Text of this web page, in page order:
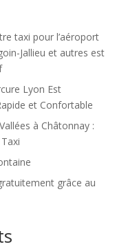
taxi pour l’aéroport
Jallieu et autres est
Lyon Est
et Confortable
à Châtonnay :
grâce au